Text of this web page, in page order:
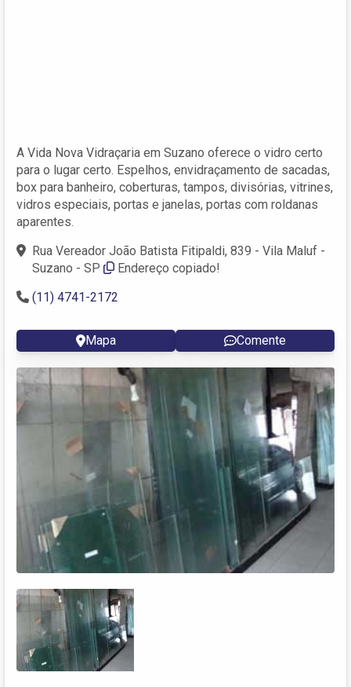
A Vida Nova Vidraçaria em Suzano oferece o vidro certo
para o lugar certo. Espelhos, envidraçamento de sacadas,
box para banheiro, coberturas, tampos, divisórias, vitrines,
vidros especiais, portas e janelas, portas com roldanas
aparentes.
Rua Vereador João Batista Fitipaldi, 839 - Vila Maluf -
Suzano - SP
Endereço copiado!
(11) 4741-2172
Mapa Comente